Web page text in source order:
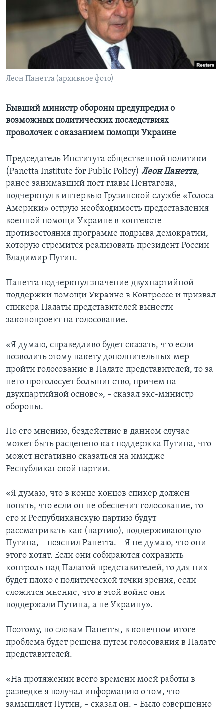
Learning English
СОЦИАЛЬНЫЕ СЕТИ
Леон Панетта (архивное фото)
Бывший министр обороны предупредил о
возможных политических последствиях
проволочек с оказанием помощи Украине
Председатель Института общественной политики
(Panetta Institute for Public Policy) Леон Панетта,
ранее занимавший пост главы Пентагона,
подчеркнул в интервью Грузинской службе «Голоса
Америки» острую необходимость предоставления
военной помощи Украине в контексте
противостояния программе подрыва демократии,
которую стремится реализовать президент России
Владимир Путин.
Панетта подчеркнул значение двухпартийной
поддержки помощи Украине в Конгрессе и призвал
спикера Палаты представителей вынести
законопроект на голосование.
«Я думаю, справедливо будет сказать, что если
позволить этому пакету дополнительных мер
пройти голосование в Палате представителей, то за
него проголосует большинство, причем на
двухпартийной основе», – сказал экс-министр
обороны.
По его мнению, бездействие в данном случае
может быть расценено как поддержка Путина, что
может негативно сказаться на имидже
Республиканской партии.
«Я думаю, что в конце концов спикер должен
понять, что если он не обеспечит голосование, то
его и Республиканскую партию будут
рассматривать как (партию), поддерживающую
Путина, – пояснил Ранетта. – Я не думаю, что они
этого хотят. Если они собираются сохранить
контроль над Палатой представителей, то для них
будет плохо с политической точки зрения, если
сложится мнение, что в этой войне они
поддержали Путина, а не Украину».
Поэтому, по словам Панетты, в конечном итоге
проблема будет решена путем голосования в Палате
представителей.
«На протяжении всего времени моей работы в
разведке я получал информацию о том, что
замышляет Путин, – сказал он. – Было совершенно